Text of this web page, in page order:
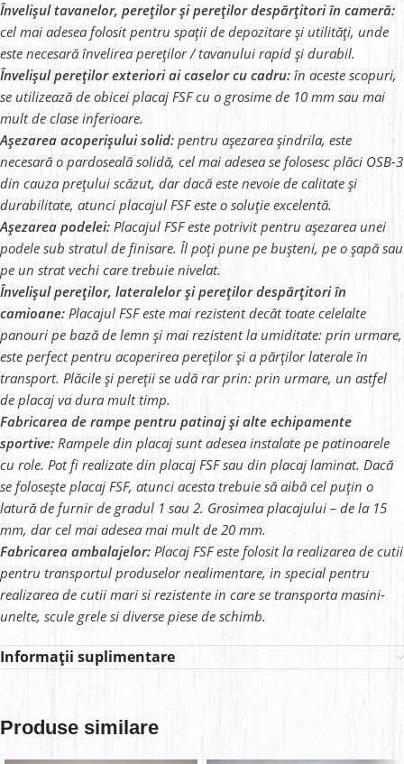
Învelișul tavanelor, pereților și pereților despărțitori în cameră:
cel mai adesea folosit pentru spații de depozitare și utilități, unde
este necesară învelirea pereților / tavanului rapid și durabil.
Învelișul pereților exteriori ai caselor cu cadru: în aceste scopuri,
se utilizează de obicei placaj FSF cu o grosime de 10 mm sau mai
mult de clase inferioare.
Așezarea acoperișului solid: pentru așezarea șindrila, este
necesară o pardoseală solidă, cel mai adesea se folosesc plăci OSB-3
din cauza prețului scăzut, dar dacă este nevoie de calitate și
durabilitate, atunci placajul FSF este o soluție excelentă.
Așezarea podelei: Placajul FSF este potrivit pentru așezarea unei
podele sub stratul de finisare. Îl poți pune pe bușteni, pe o șapă sau
pe un strat vechi care trebuie nivelat.
Învelișul pereților, lateralelor și pereților despărțitori în
camioane: Placajul FSF este mai rezistent decât toate celelalte
panouri pe bază de lemn și mai rezistent la umiditate: prin urmare,
este perfect pentru acoperirea pereților și a părților laterale în
transport. Plăcile și pereții se udă rar prin: prin urmare, un astfel
de placaj va dura mult timp.
Fabricarea de rampe pentru patinaj și alte echipamente
sportive: Rampele din placaj sunt adesea instalate pe patinoarele
cu role. Pot fi realizate din placaj FSF sau din placaj laminat. Dacă
se folosește placaj FSF, atunci acesta trebuie să aibă cel puțin o
latură de furnir de gradul 1 sau 2. Grosimea placajului – de la 15
mm, dar cel mai adesea mai mult de 20 mm.
Fabricarea ambalajelor: Placaj FSF este folosit la realizarea de cutii
pentru transportul produselor nealimentare, in special pentru
realizarea de cutii mari si rezistente in care se transporta masini-
unelte, scule grele si diverse piese de schimb.
Informații suplimentare
Produse similare